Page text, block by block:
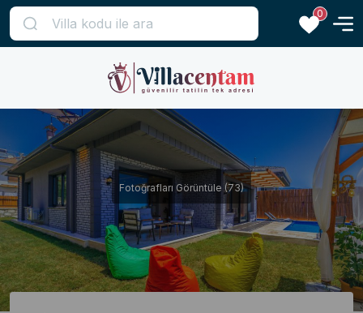
0
Fotoğrafları Görüntüle (73)